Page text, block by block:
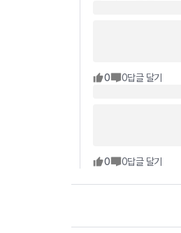
0 0답글 달기
0 0답글 달기